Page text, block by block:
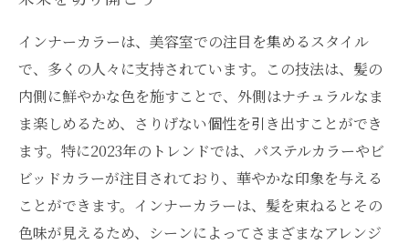
インナーカラーは、美容室での注目を集めるスタイル
で、多くの人々に支持されています。この技法は、髪の
内側に鮮やかな色を施すことで、外側はナチュラルなま
ま楽しめるため、さりげない個性を引き出すことができ
ます。特に2023年のトレンドでは、パステルカラーやビ
ビッドカラーが注目されており、華やかな印象を与える
ことができます。インナーカラーは、髪を束ねるとその
色味が見えるため、シーンによってさまざまなアレンジ